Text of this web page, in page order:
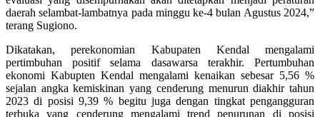
daerah selambat-lambatnya pada minggu ke-4 bulan Agustus 2024,”
terang Sugiono.
Dikatakan, perekonomian Kabupaten Kendal mengalami
pertimbuhan positif selama dasawarsa terakhir. Pertumbuhan
ekonomi Kabupten Kendal mengalami kenaikan sebesar 5,56 %
sejalan angka kemiskinan yang cenderung menurun diakhir tahun
2023 di posisi 9,39 % begitu juga dengan tingkat pengangguran
terbuka yang cenderung mengalami trend penurunan di posisi